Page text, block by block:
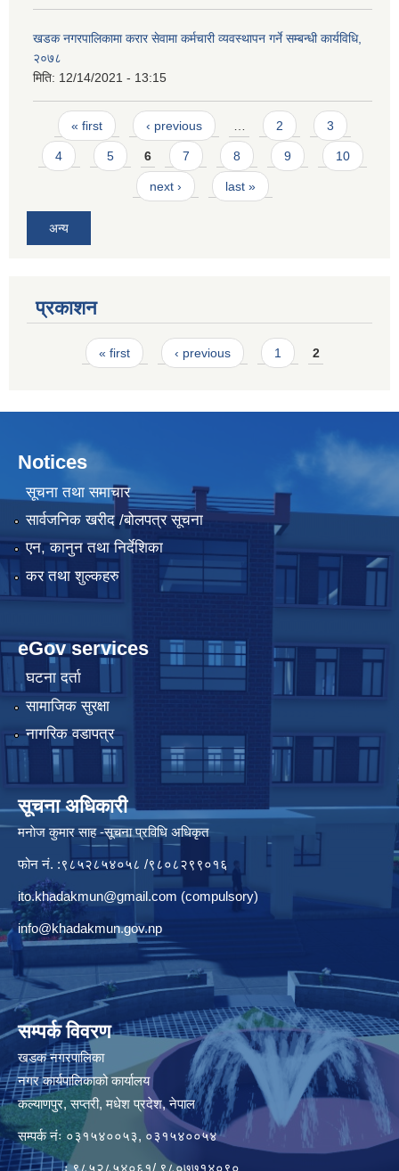
खडक नगरपालिकामा करार सेवामा कर्मचारी व्यवस्थापन गर्ने सम्बन्धी कार्यविधि,
२०७८
मिति: 12/14/2021 - 13:15
Pages
« first ‹ previous … 2 3
4 5 6 7 8 9 10
next › last »
अन्य
प्रकाशन
Pages« first ‹ previous 1 2
Notices
सूचना तथा समाचार
सार्वजनिक खरीद /बोलपत्र सूचना
एन, कानुन तथा निर्देशिका
कर तथा शुल्कहरु
eGov services
घटना दर्ता
सामाजिक सुरक्षा
नागरिक वडापत्र
सूचना अधिकारी
मनाेज कुमार साह -सूचना प्रविधि अधिकृत
फोन नं. :९८५२८५४०५८ /९८०८२९९०१६
ito.khadakmun@gmail.com (compulsory)
info@khadakmun.gov.np
सम्पर्क विवरण
खडक नगरपालिका
नगर कार्यपालिकाको कार्यालय
कल्याणपुर, सप्तरी, मधेश प्रदेश, नेपाल
सम्पर्क नंः ०३१५४००५३, ०३१५४००५४
ः ९८५२८५४०६१/ ९८०७७१४०९०